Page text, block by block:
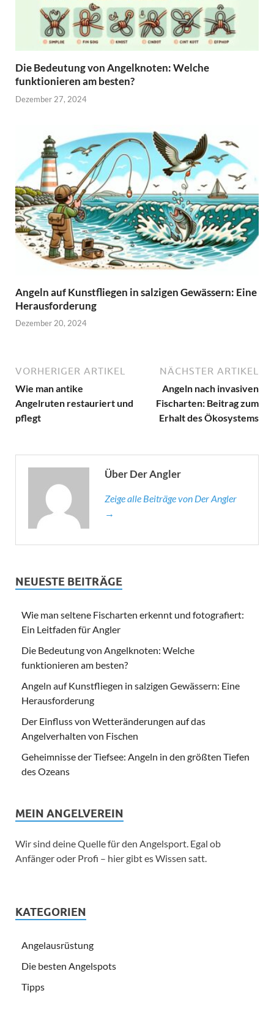
Die Bedeutung von Angelknoten: Welche
funktionieren am besten?
Dezember 27, 2024
Angeln auf Kunstfliegen in salzigen Gewässern: Eine
Herausforderung
Dezember 20, 2024
VORHERIGER ARTIKEL
Wie man antike
Angelruten restauriert und
pflegt
NÄCHSTER ARTIKEL
Angeln nach invasiven
Fischarten: Beitrag zum
Erhalt des Ökosystems
Über Der Angler
Zeige alle Beiträge von Der Angler
→
NEUESTE BEITRÄGE
Wie man seltene Fischarten erkennt und fotografiert:
Ein Leitfaden für Angler
Die Bedeutung von Angelknoten: Welche
funktionieren am besten?
Angeln auf Kunstfliegen in salzigen Gewässern: Eine
Herausforderung
Der Einfluss von Wetteränderungen auf das
Angelverhalten von Fischen
Geheimnisse der Tiefsee: Angeln in den größten Tiefen
des Ozeans
MEIN ANGELVEREIN
Wir sind deine Quelle für den Angelsport. Egal ob
Anfänger oder Profi – hier gibt es Wissen satt.
KATEGORIEN
Angelausrüstung
Die besten Angelspots
Tipps